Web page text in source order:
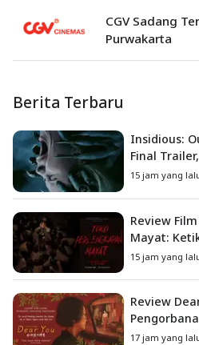
CGV Sadang
Purwakarta
Berita Terbaru
Insidious:
Final
Iblis Kini
15 jam yang
Review
Mayat:
Menjadi
15 jam yang
Review
Menyentuh
17 jam yang